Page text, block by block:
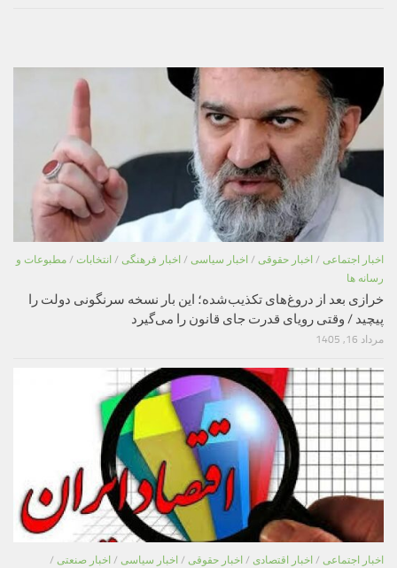
اخبار اجتماعی / اخبار حقوقی / اخبار سیاسی / اخبار فرهنگی / انتخابات / مطبوعات و
رسانه ها
خرازی بعد از دروغ‌های تکذیب‌شده؛ این بار نسخه سرنگونی دولت را
پیچید / وقتی رویای قدرت جای قانون را می‌گیرد
مرداد 16, 1405
اخبار اجتماعی / اخبار اقتصادی / اخبار حقوقی / اخبار سیاسی / اخبار صنعتی /